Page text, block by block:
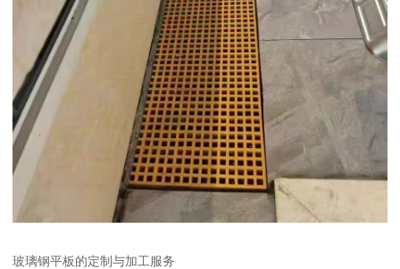
玻璃钢平板的定制与加工服务